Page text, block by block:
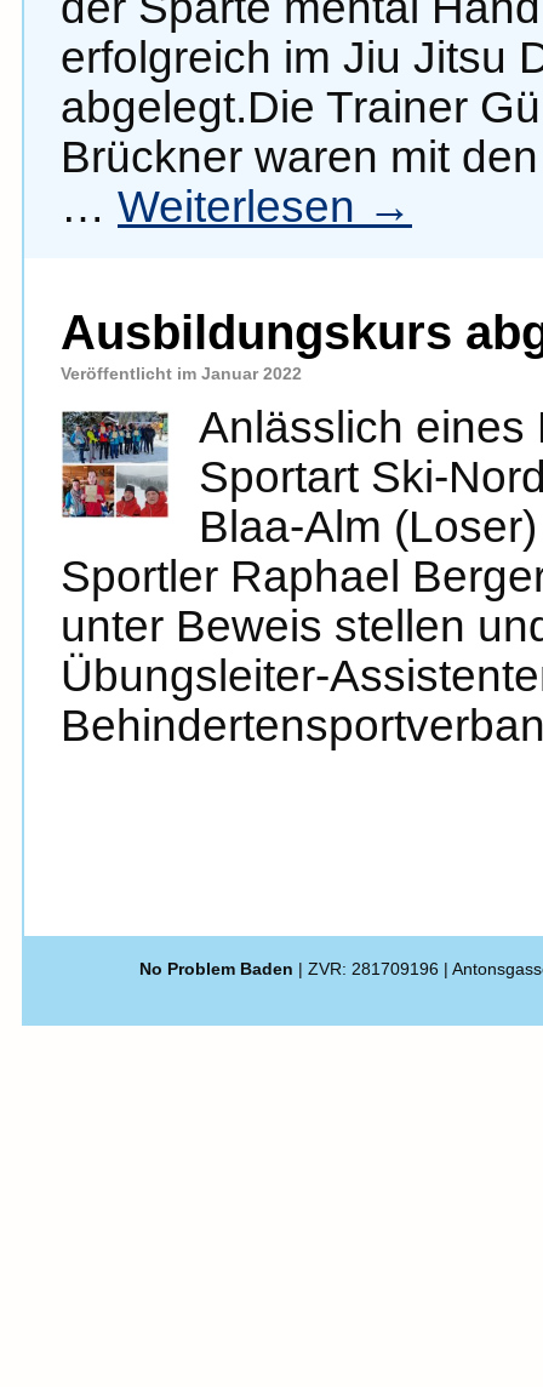
erfolgreich im Jiu Jitsu
abgelegt.Die Trainer
Brückner waren mit
… Weiterlesen →
Ausbildungskurs
Veröffentlicht im Januar 2022
Anlässlich eines
Sportart Ski-
Blaa-Alm
Sportler Raphael
unter Beweis stellen
Übungsleiter-
No Problem Baden | ZVR: 281709196 |